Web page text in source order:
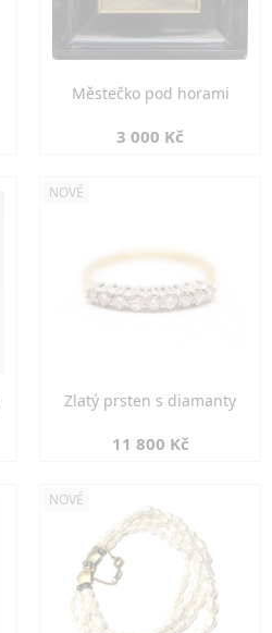
Městečko pod horami
3 000 Kč
NOVÉ
Zlatý prsten s diamanty
11 800 Kč
NOVÉ